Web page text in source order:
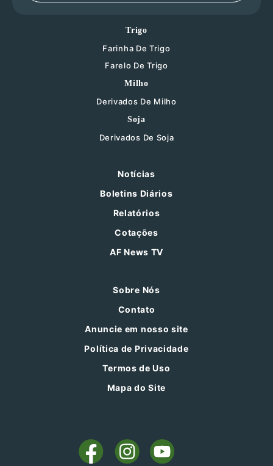
Trigo
Farinha De Trigo
Farelo De Trigo
Milho
Derivados De Milho
Soja
Derivados De Soja
Notícias
Boletins Diários
Relatórios
Cotações
AF News TV
Sobre Nós
Contato
Anuncie em nosso site
Política de Privacidade
Termos de Uso
Mapa do Site